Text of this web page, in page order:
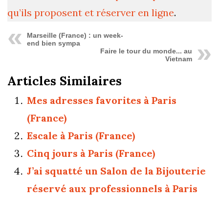
qu’ils proposent et réserver en ligne.
Marseille (France) : un week-
end bien sympa
Faire le tour du monde... au
Vietnam
Articles Similaires
Mes adresses favorites à Paris
(France)
Escale à Paris (France)
Cinq jours à Paris (France)
J’ai squatté un Salon de la Bijouterie
réservé aux professionnels à Paris